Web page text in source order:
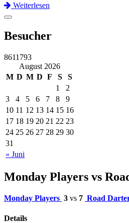
Weiterlesen
Previous
Next
Toggle
Besucher
8611793
August 2026
M D M D F S S
« Juni
1
2
3
4 5 6 7 8
9
10 11 12 13 14 15 16
17 18 19 20 21 22 23
24 25 26 27 28 29 30
31
Monday Players vs
Monday Players 3 vs 7 Road
Details